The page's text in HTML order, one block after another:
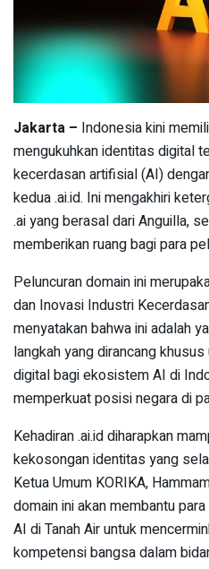
Jakarta – Indonesia kini
mengukuhkan identitas digital
kecerdasan artifisial (AI)
kedua .ai.id. Ini mengakhiri
.ai yang berasal dari Anguilla,
memberikan ruang bagi para
Peluncuran domain ini
dan Inovasi Industri
menyatakan bahwa ini adalah
langkah yang dirancang
digital bagi ekosistem AI di
memperkuat posisi negara di
Kehadiran .ai.id diharapkan
kekosongan identitas yang
Ketua Umum KORIKA,
domain ini akan membantu
AI di Tanah Air untuk
kompetensi bangsa dalam